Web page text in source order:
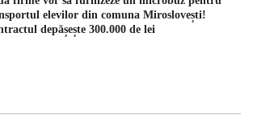
elevilor din comuna Miroslovești!
depășește 300.000 de lei